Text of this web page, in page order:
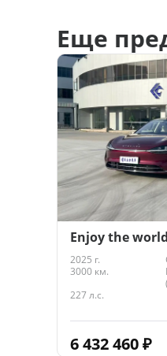
Еще
Enjoy the
2025 г.
3000 км.
227 л.с.
6 432 460₽